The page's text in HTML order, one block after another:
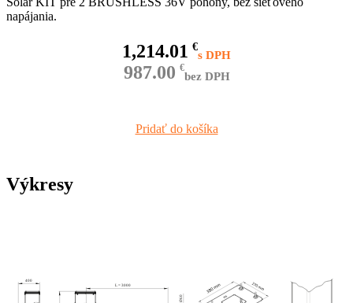
napájania.
€
1,214.01
€
987.00 bez DPH
Pridať do košíka
Výkresy